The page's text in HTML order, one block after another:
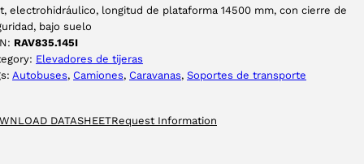
electrohidráulico, longitud de plataforma 14500 mm, con cierre de
bajo suelo
RAV835.145I
Elevadores de tijeras
Autobuses, Camiones, Caravanas, Soportes de transporte
DATASHEETRequest Information